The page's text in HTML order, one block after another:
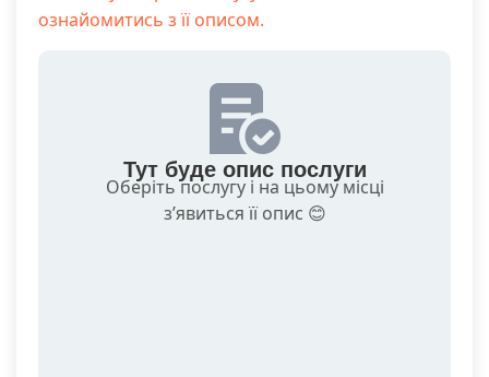
ознайомитись з її описом.
Тут буде опис послуги
Оберіть послугу і на цьому місці
зʼявиться її опис 😊